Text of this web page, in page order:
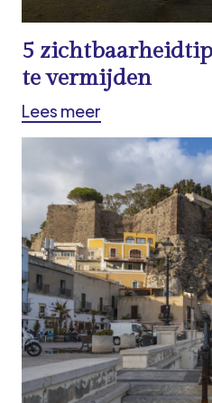
5
te vermijden
Lees meer